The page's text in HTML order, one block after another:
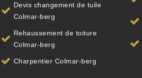
Devis changement de tuile
Colmar-berg
Rehaussement de toiture
Colmar-berg
Charpentier Colmar-berg